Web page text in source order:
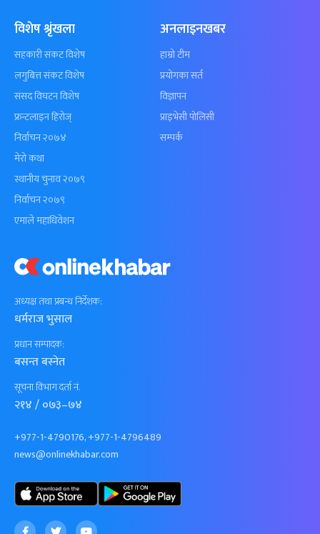
अध्यक्ष तथा प्रबन्ध निर्देशक:
धर्मराज भुसाल
प्रधान सम्पादक:
बसन्त बस्नेत
सूचना विभाग दर्ता नं.
२१४ / ०७३–७४
+977-1-4790176, +977-1-4796489
news@onlinekhabar.com
विशेष श्रृंखला
सहकारी संकट विशेष
लगुबित्त संकट विशेष
संसद विघटन विशेष
फ्रन्टलाइन हिरोज्
निर्वाचन २०७४
मेरो कथा
स्थानीय चुनाव २०७९
निर्वाचन २०७९
एमाले महाधिवेशन
अनलाइनखबर
हाम्रो टीम
प्रयोगका सर्त
विज्ञापन
प्राइभेसी पोलिसी
सम्पर्क